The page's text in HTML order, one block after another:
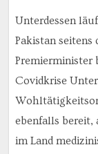
Unterdessen
Pakistan seitens
Premierminister
Covidkrise
ebenfalls bereit,
im Land